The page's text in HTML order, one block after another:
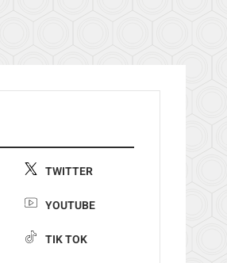
TWITTER
YOUTUBE
TIK TOK